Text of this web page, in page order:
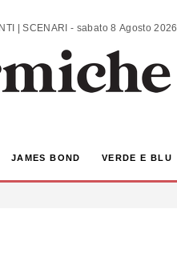
ANALISI | COMMENTI | SCENARI - sabato 8 Agosto 2026
JAMES BOND VERDE E BLU